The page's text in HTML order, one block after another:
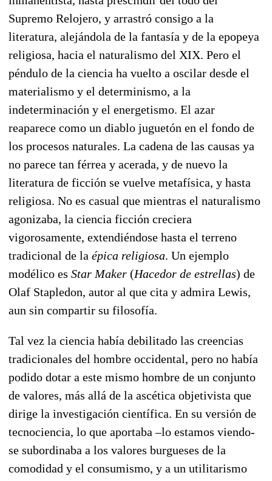
Supremo Relojero, y arrastró consigo a la
literatura, alejándola de la fantasía y de la epopeya
religiosa, hacia el naturalismo del XIX. Pero el
péndulo de la ciencia ha vuelto a oscilar desde el
materialismo y el determinismo, a la
indeterminación y el energetismo. El azar
reaparece como un diablo juguetón en el fondo de
los procesos naturales. La cadena de las causas ya
no parece tan férrea y acerada, y de nuevo la
literatura de ficción se vuelve metafísica, y hasta
religiosa. No es casual que mientras el naturalismo
agonizaba, la ciencia ficción creciera
vigorosamente, extendiéndose hasta el terreno
tradicional de la épica religiosa. Un ejemplo
modélico es Star Maker (Hacedor de estrellas) de
Olaf Stapledon, autor al que cita y admira Lewis,
aun sin compartir su filosofía.
Tal vez la ciencia había debilitado las creencias
tradicionales del hombre occidental, pero no había
podido dotar a este mismo hombre de un conjunto
de valores, más allá de la ascética objetivista que
dirige la investigación científica. En su versión de
tecnociencia, lo que aportaba –lo estamos viendo-
se subordinaba a los valores burgueses de la
comodidad y el consumismo, y a un utilitarismo